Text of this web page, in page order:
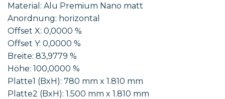
Material: Alu Premium Nano matt
Anordnung: horizontal
Offset X: 0,0000 %
Offset Y: 0,0000 %
Breite: 83,9779 %
Höhe: 100,0000 %
Platte1 (BxH): 780 mm x 1.810 mm
Platte2 (BxH): 1.500 mm x 1.810 mm